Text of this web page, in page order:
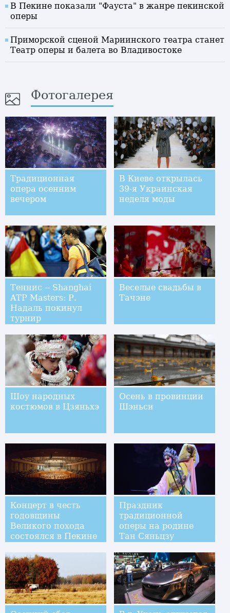
В Пекине показали "Фауста" в жанре пекинской
оперы
Приморской сценой Мариинского театра станет
Театр оперы и балета во Владивостоке
Фотогалерея
Традиционная
опера осенним
вечером
В Киеве открылась
39-я Украинская
неделя моды
Теннис -- Shanghai
ATP Masters: Р.
Надаль покинул
турнир
Веселые свадьбы в
Тачэне
Шоу народных
костюмов в Цзяньхэ
Осень в провинции
Шэньси
Концерт в честь
годовщины
Великого похода
состоялся в Пекине
Праздник
традиционной
оперы на родине
Тан Сяньцзу